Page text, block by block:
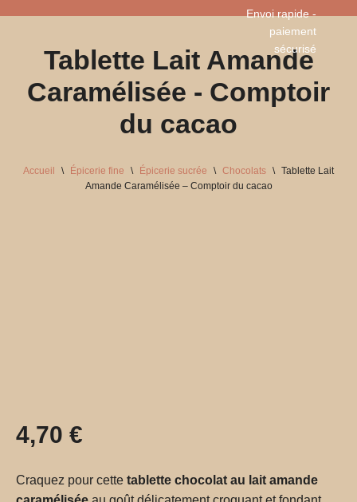
contenu
Envoi rapide -
paiement
sécurisé​
Tablette Lait Amande
Caramélisée - Comptoir
du cacao
Accueil \ Épicerie fine \ Épicerie sucrée \ Chocolats \ Tablette Lait
Amande Caramélisée – Comptoir du cacao
4,70 €
Craquez pour cette tablette chocolat au lait amande